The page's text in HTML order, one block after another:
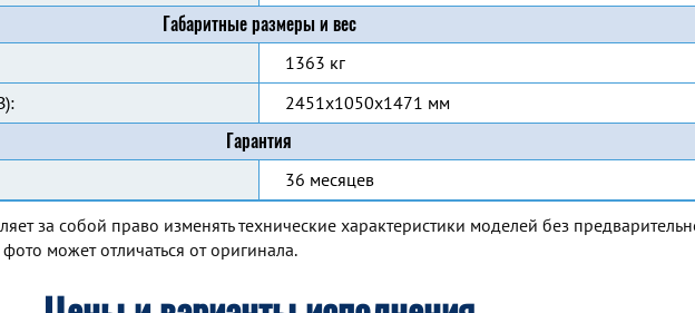
Габаритные размеры и вес
1363 кг
2451x1050x1471 мм
Гарантия
36 месяцев
за собой право изменять технические характеристики моделей без
может отличаться от оригинала.